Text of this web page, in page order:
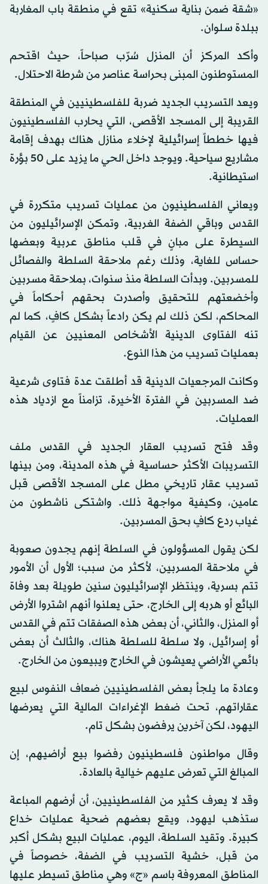
«شقة ضمن بناية سكنية» تقع في منطقة باب المغاربة
ببلدة سلوان.
وأكد المركز أن المنزل سُرّب صباحاً، حيث اقتحم
المستوطنون المبنى بحراسة عناصر من شرطة الاحتلال.
ويعد التسريب الجديد ضربة للفلسطينيين في المنطقة
القريبة إلى المسجد الأقصى، التي يحارب الفلسطينيون
فيها خططاً إسرائيلية لإخلاء منازل هناك بهدف إقامة
مشاريع سياحية. ويوجد داخل الحي ما يزيد على 50 بؤرة
استيطانية.
ويعاني الفلسطينيون من عمليات تسريب متكررة في
القدس وباقي الضفة الغربية، وتمكن الإسرائيليون من
السيطرة على مبانٍ في قلب مناطق عربية وبعضها
حساس للغاية، وذلك رغم ملاحقة السلطة والفصائل
للمسربين. وبدأت السلطة منذ سنوات، بملاحقة مسربين
وأخضعتهم للتحقيق وأصدرت بحقهم أحكاماً في
المحاكم، لكن ذلك لم يكن رادعاً بشكل كافٍ، كما لم
تنه الفتاوى الدينية الأشخاص المعنيين عن القيام
بعمليات تسريب من هذا النوع.
وكانت المرجعيات الدينية قد أطلقت عدة فتاوى شرعية
ضد المسربين في الفترة الأخيرة، تزامناً مع ازدياد هذه
العمليات.
وقد فتح تسريب العقار الجديد في القدس ملف
التسريبات الأكثر حساسية في هذه المدينة، ومن بينها
تسريب عقار تاريخي مطل على المسجد الأقصى قبل
عامين، وكيفية مواجهة ذلك. واشتكى ناشطون من
غياب ردع كافٍ بحق المسربين.
لكن يقول المسؤولون في السلطة إنهم يجدون صعوبة
في ملاحقة المسربين، لأكثر من سبب؛ الأول أن الأمور
تتم بسرية، وينتظر الإسرائيليون سنين طويلة بعد وفاة
البائع أو هربه إلى الخارج، حتى يعلنوا أنهم اشتروا الأرض
أو المنزل، والثاني، أن بعض هذه الصفقات تتم في القدس
أو إسرائيل، ولا سلطة للسلطة هناك، والثالث أن بعض
بائعي الأراضي يعيشون في الخارج ويبيعون من الخارج.
وعادة ما يلجأ بعض الفلسطينيين ضعاف النفوس لبيع
عقاراتهم، تحت ضغط الإغراءات المالية التي يعرضها
اليهود، لكن آخرين يرفضون بشكل تام.
وقال مواطنون فلسطينيون رفضوا بيع أراضيهم، إن
المبالغ التي تعرض عليهم خيالية بالعادة.
وقد لا يعرف كثير من الفلسطينيين، أن أرضهم المباعة
ستذهب ليهود، ويقع بعضهم ضحية عمليات خداع
كبيرة. وتقيد السلطة، اليوم، عمليات البيع بشكل أكبر
من قبل، خشية التسريب في الضفة، خصوصاً في
المناطق المعروفة باسم «ج» وهي مناطق تسيطر عليها